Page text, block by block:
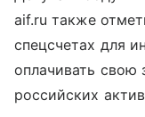
aif.ru также
спецсчетах для
оплачивать свою
российских